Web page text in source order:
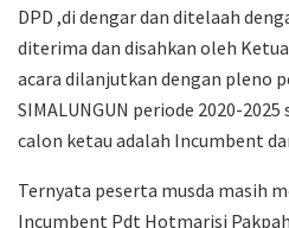
DPD ,di dengar dan ditelaah
diterima dan disahkan oleh
acara dilanjutkan dengan pleno
SIMALUNGUN periode 2020-
calon ketau adalah Incumbent
Ternyata peserta musda masih
Incumbent Pdt Hotmarisi